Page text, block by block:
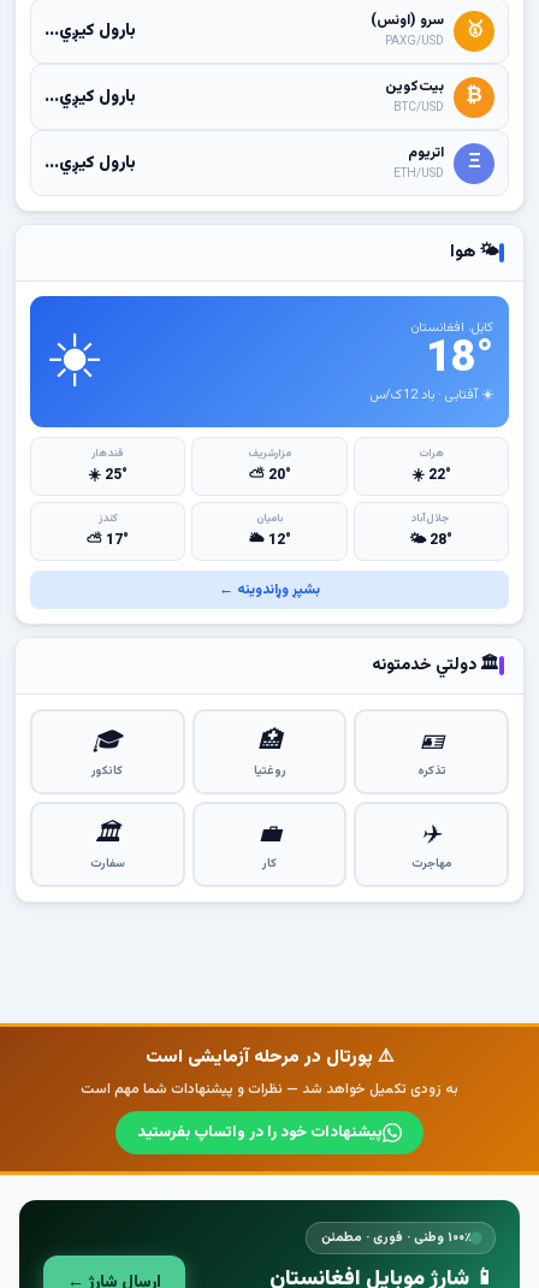
🥇 سرو (اونس)
PAXG/USD بارول کیږي...
₿ بیت‌کوین
BTC/USD بارول کیږي...
Ξ اتریوم
ETH/USD بارول کیږي...
🌤 هوا
کابل، افغانستان
18°
☀️ آفتابی · باد 12ک/س ☀️
هرات
22° ☀️
مزارشریف
20° ⛅
قندهار
25° ☀️
جلال‌آباد
28° 🌤
بامیان
12° 🌥
کندز
17° ⛅
بشپړ وړاندوینه ←
🏛 دولتي خدمتونه
🪪
تذکره
🏥
روغتیا
🎓
کانکور
✈️
مهاجرت
💼
کار
🏛
سفارت
⚠️ پورتال در مرحله آزمایشی است
به زودی تکمیل خواهد شد — نظرات و پیشنهادات شما مهم است
پیشنهادات خود را در واتساپ بفرستید
۱۰۰٪ وطنی · فوری · مطمئن
📱 شارژ موبایل افغانستان